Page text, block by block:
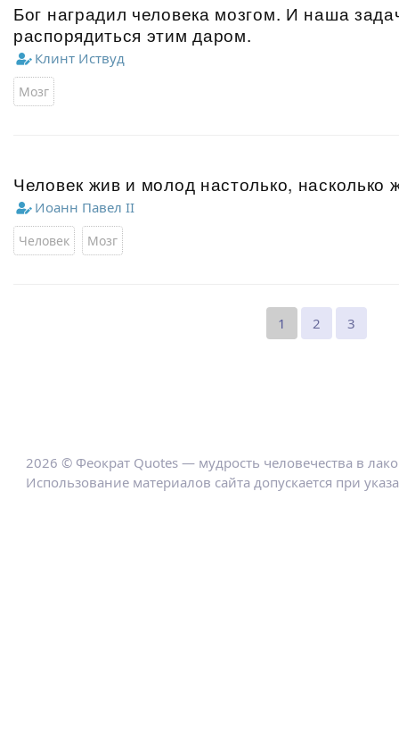
Бог наградил человека мозгом. И наша
распорядиться этим даром.
Клинт Иствуд
Мозг
Человек жив и молод настолько, насколько
Иоанн Павел II
Человек Мозг
1 2 3
2026 © Феократ Quotes — мудрость человечества в
Использование материалов сайта допускается при